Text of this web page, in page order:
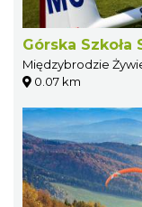
Górska
Międzybrodzie
0.07 km